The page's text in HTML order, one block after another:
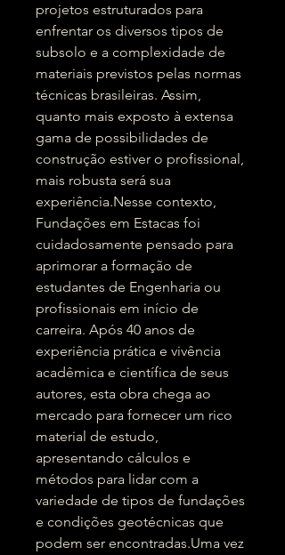
projetos estruturados para
enfrentar os diversos tipos de
subsolo e a complexidade de
materiais previstos pelas normas
técnicas brasileiras. Assim,
quanto mais exposto à extensa
gama de possibilidades de
construção estiver o profissional,
mais robusta será sua
experiência.Nesse contexto,
Fundações em Estacas foi
cuidadosamente pensado para
aprimorar a formação de
estudantes de Engenharia ou
profissionais em início de
carreira. Após 40 anos de
experiência prática e vivência
acadêmica e científica de seus
autores, esta obra chega ao
mercado para fornecer um rico
material de estudo,
apresentando cálculos e
métodos para lidar com a
variedade de tipos de fundações
e condições geotécnicas que
podem ser encontradas.Uma vez